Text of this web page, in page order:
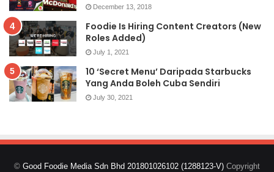
December 13, 2018
Foodie Is Hiring Content Creators (New
Roles Added)
July 1, 2021
10 ‘Secret Menu’ Daripada Starbucks
Yang Anda Boleh Cuba Sendiri
July 30, 2021
© Good Foodie Media Sdn Bhd 201801026102 (1288123-V) Copyright